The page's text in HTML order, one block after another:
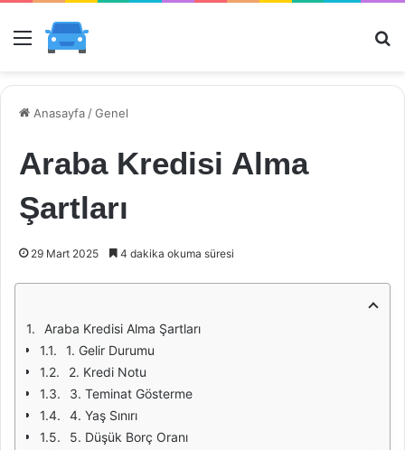
Menü
Anasayfa /Genel
Araba Kredisi Alma
Şartları
29 Mart 2025 4 dakika okuma süresi
Araba Kredisi Alma Şartları
1. Gelir Durumu
2. Kredi Notu
3. Teminat Gösterme
4. Yaş Sınırı
5. Düşük Borç Oranı